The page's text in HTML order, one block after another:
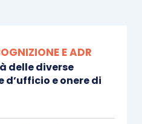
E ADR
delle diverse
d’ufficio e onere di